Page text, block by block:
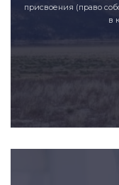
присвоения (право
в